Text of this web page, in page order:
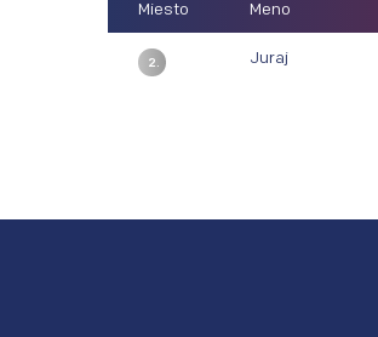
Miesto Meno
2. Juraj